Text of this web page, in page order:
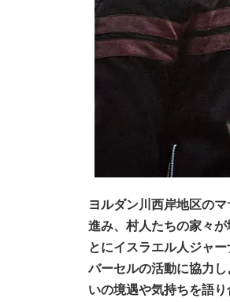
ヨルダン川西岸地区の
進み、村人たちの家々
とにイスラエル人ジャ
バーセルの活動に協力
いの境遇や気持ちを語